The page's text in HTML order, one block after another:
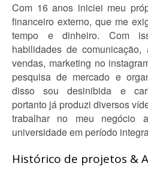
Com 16 anos iniciei meu
financeiro externo, que me
tempo e dinheiro. Com
habilidades de comunicação,
vendas, marketing no
pesquisa de mercado e
disso sou desinibida e
portanto já produzi diversos
trabalhar no meu negócio
universidade em período
Histórico de projetos &